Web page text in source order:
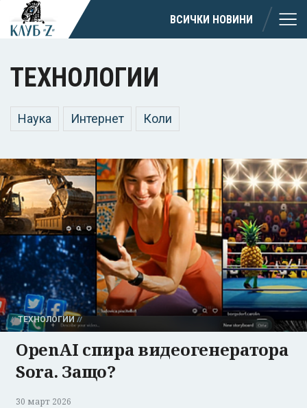
ВСИЧКИ НОВИНИ
ТЕХНОЛОГИИ
Наука Интернет Коли
ТЕХНОЛОГИИ
OpenAI спира видеогенератора
Sora. Защо?
30 март 2026